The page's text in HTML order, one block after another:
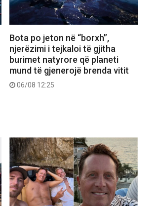
Bota po jeton në “borxh”,
njerëzimi i tejkaloi të gjitha
burimet natyrore që planeti
mund të gjenerojë brenda vitit
06/08 12:25